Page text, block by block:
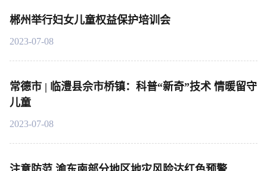
郴州举行妇女儿童权益保护培训会
2023-07-08
常德市 | 临澧县佘市桥镇：科普“新奇”技术 情暖留守
儿童
2023-07-08